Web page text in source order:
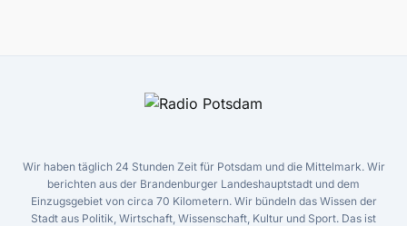
Wir haben täglich 24 Stunden Zeit für Potsdam und die Mittelmark. Wir
berichten aus der Brandenburger Landeshauptstadt und dem
Einzugsgebiet von circa 70 Kilometern. Wir bündeln das Wissen der
Stadt aus Politik, Wirtschaft, Wissenschaft, Kultur und Sport. Das ist